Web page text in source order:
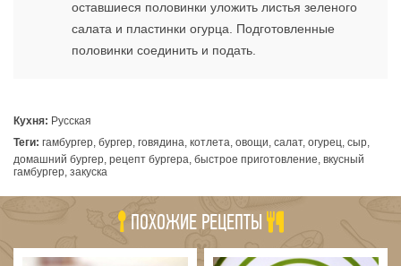
оставшиеся половинки уложить листья зеленого
салата и пластинки огурца. Подготовленные
половинки соединить и подать.
Кухня: Русская
Теги: гамбургер, бургер, говядина, котлета, овощи, салат, огурец, сыр,
домашний бургер, рецепт бургера, быстрое приготовление, вкусный
гамбургер, закуска
ПОХОЖИЕ РЕЦЕПТЫ